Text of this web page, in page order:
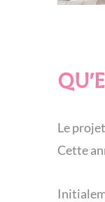
Le
Cette